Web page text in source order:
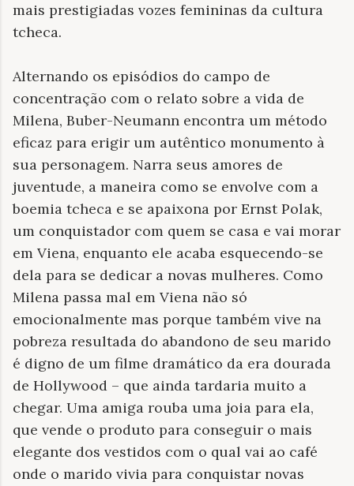
mais prestigiadas vozes femininas da cultura
tcheca.
Alternando os episódios do campo de
concentração com o relato sobre a vida de
Milena, Buber-Neumann encontra um método
eficaz para erigir um autêntico monumento à
sua personagem. Narra seus amores de
juventude, a maneira como se envolve com a
boemia tcheca e se apaixona por Ernst Polak,
um conquistador com quem se casa e vai morar
em Viena, enquanto ele acaba esquecendo-se
dela para se dedicar a novas mulheres. Como
Milena passa mal em Viena não só
emocionalmente mas porque também vive na
pobreza resultada do abandono de seu marido
é digno de um filme dramático da era dourada
de Hollywood – que ainda tardaria muito a
chegar. Uma amiga rouba uma joia para ela,
que vende o produto para conseguir o mais
elegante dos vestidos com o qual vai ao café
onde o marido vivia para conquistar novas